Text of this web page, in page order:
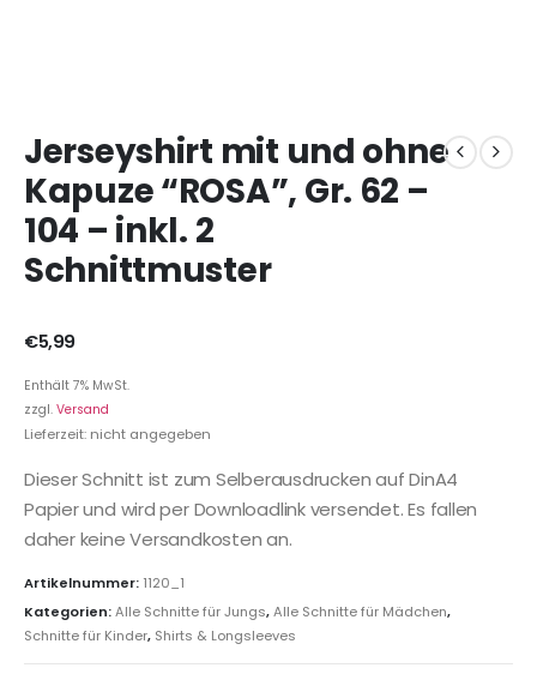
Jerseyshirt mit und ohne
Kapuze “ROSA”, Gr. 62 –
104 – inkl. 2
Schnittmuster
€5,99
Enthält 7% MwSt.
zzgl. Versand
Lieferzeit: nicht angegeben
Dieser Schnitt ist zum Selberausdrucken auf DinA4
Papier und wird per Downloadlink versendet. Es fallen
daher keine Versandkosten an.
Artikelnummer: 1120_1
Kategorien:Alle Schnitte für Jungs,Alle Schnitte für Mädchen,
Schnitte für Kinder, Shirts & Longsleeves